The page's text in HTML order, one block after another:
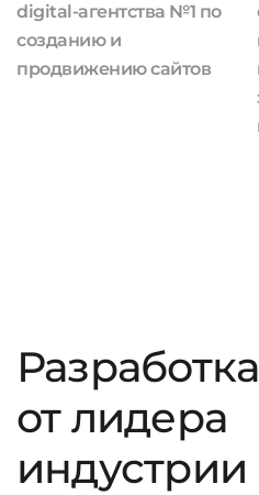
digital-агентства №1 по
созданию и
продвижению сайтов
Разработка
от лидера
индустрии